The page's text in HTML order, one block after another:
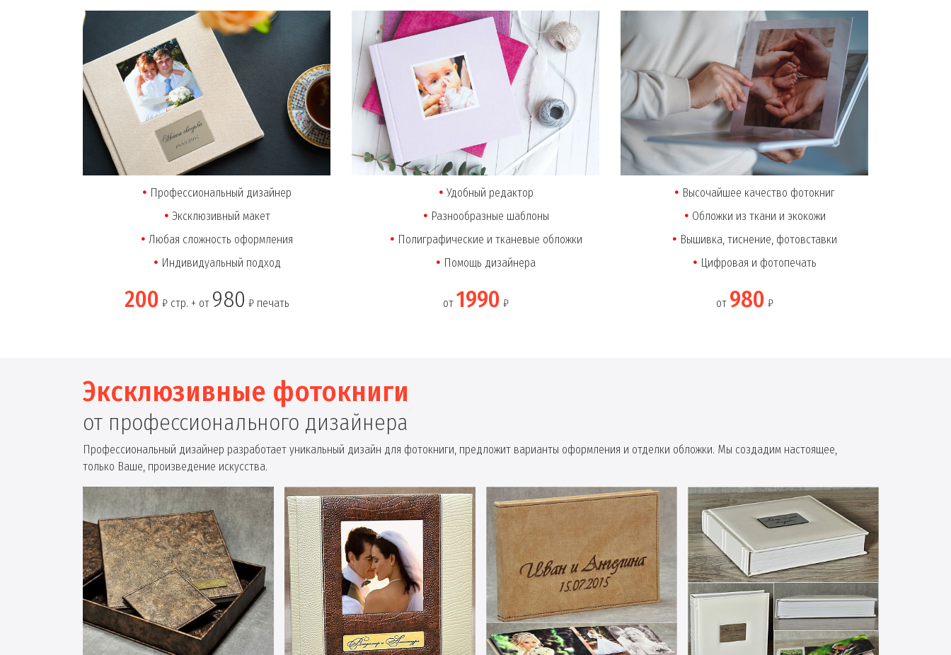
Профессиональный дизайнер
Эксклюзивный макет
Любая сложность оформления
Индивидуальный подход
200 ₽ стр. + от 980 ₽ печать
Удобный редактор
Разнообразные шаблоны
Полиграфические и тканевые обложки
Помощь дизайнера
от 1990 ₽
Высочайшее качество фотокниг
Обложки из ткани и экокожи
Вышивка, тиснение, фотовставки
Цифровая и фотопечать
от 980 ₽
Эксклюзивные фотокниги
от профессионального дизайнера
Профессиональный дизайнер разработает уникальный дизайн для фотокниги, предложит варианты оформления и отделки обложки. Мы создадим настоящее,
только Ваше, произведение искусства.